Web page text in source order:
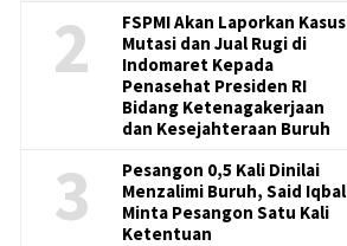
2
FSPMI Akan Laporkan Kasus
Mutasi dan Jual Rugi di
Indomaret Kepada
Penasehat Presiden RI
Bidang Ketenagakerjaan
dan Kesejahteraan Buruh
3
Pesangon 0,5 Kali Dinilai
Menzalimi Buruh, Said Iqbal
Minta Pesangon Satu Kali
Ketentuan